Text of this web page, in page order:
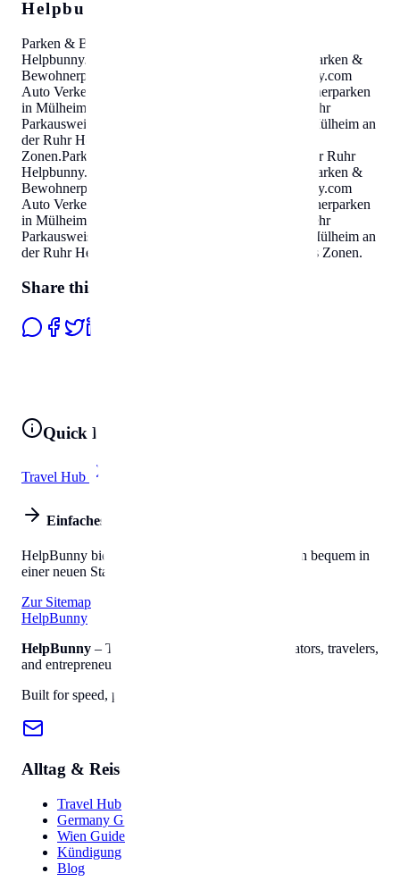
Helpbunny.com SEO Cloud
Parken & Bewohnerparken in Mülheim an der Ruhr
Helpbunny.com
Parken &
Bewohnerparken in Mülheim an der Ruhr
Helpbunny.com
Auto Verkehr Parkausweis Zonen
Parken & Bewohnerparken
in Mülheim an der Ruhr
Auto Verkehr
Parkausweis Zonen
Parken & Bewohnerparken in Mülheim an
der RuhrHelpbunny.com
Zonen.Parken & Bewohnerparken in Mülheim an der Ruhr
Helpbunny.com
Parken &
Bewohnerparken in Mülheim an der Ruhr
Helpbunny.com
Auto Verkehr Parkausweis Zonen
Parken & Bewohnerparken
in Mülheim an der Ruhr
Auto Verkehr
Parkausweis Zonen
Parken & Bewohnerparken in Mülheim an
der RuhrHelpbunny.com Auto Verkehr Parkausweis Zonen.
Share this page
Quick Links
Travel Hub
Einfaches Leben
HelpBunny bietet alles, was Sie brauchen, um sich bequem in
einer neuen Stadt einzuleben.
Zur Sitemap
HelpBunny
HelpBunny – The ultimate digital toolkit for creators, travelers,
and entrepreneurs.
Built for speed, privacy, and ease of use.
Alltag & Reise
Travel Hub
Germany Guide
Wien Guide
Kündigung
Blog